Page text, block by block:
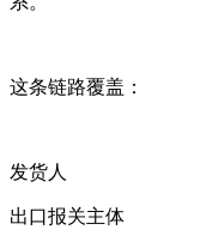
这条链路覆盖：
发货人
出口报关主体